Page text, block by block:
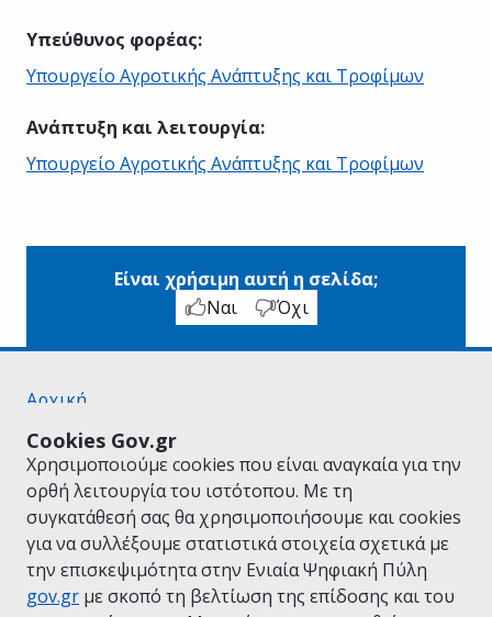
Cookies Gov.gr
Χρησιμοποιούμε cookies που είναι αναγκαία για την
ορθή λειτουργία του ιστότοπου. Με τη
συγκατάθεσή σας θα χρησιμοποιήσουμε και cookies
για να συλλέξουμε στατιστικά στοιχεία σχετικά με
την επισκεψιμότητα στην Ενιαία Ψηφιακή Πύλη
gov.gr με σκοπό τη βελτίωση της επίδοσης και του
Υπεύθυνος φορέας:
Υπουργείο Αγροτικής Ανάπτυξης και Τροφίμων
Ανάπτυξη και λειτουργία:
Υπουργείο Αγροτικής Ανάπτυξης και Τροφίμων
Είναι χρήσιμη αυτή η σελίδα;
Ναι
Όχι
Αρχική
Όροι Χρήσης
Πολιτική Απορρήτου
Δήλωση προσβασιμότητας
Πολιτική cookies
Προτάσεις για το gov.gr
Υλοποίηση από το Υπουργείο Ψηφιακής
Διακυβέρνησης